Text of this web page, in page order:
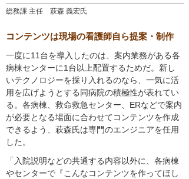
総務課 主任 萩森 義宏氏
コンテンツは現場の看護師自ら提案・制作
一度に11台を導入したのは、案内業務がある各
病棟センターに1台以上配置するためだ。新し
いテクノロジーを採り入れるのなら、一気に活
用を広げようとする同病院の積極性が表れてい
る。各病棟、救命救急センター、ERなどで案内
が必要となる場面に合わせてコンテンツを作成
できるよう、萩森氏は専門のエンジニアを任用
した。
「入院説明などの共通する内容以外に、各病棟
やセンターで『こんなコンテンツを作ってほし